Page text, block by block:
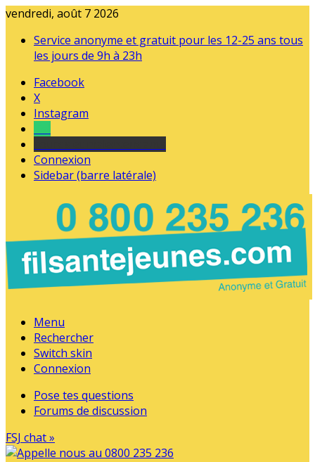
vendredi, août 7 2026
Service anonyme et gratuit pour les 12-25 ans tous
les jours de 9h à 23h
Facebook
X
Instagram
Connexion
Sidebar (barre latérale)
Menu
Rechercher
Switch skin
Connexion
Pose tes questions
Forums de discussion
FSJ chat »